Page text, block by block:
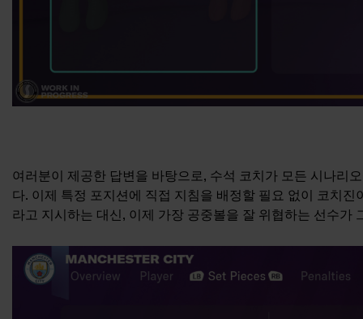
여러분이 제공한 답변을 바탕으로, 수석 코치가 모든 시나리
다. 이제 특정 포지션에 직접 지침을 배정할 필요 없이 코치
라고 지시하는 대신, 이제 가장 공중볼을 잘 위협하는 선수가